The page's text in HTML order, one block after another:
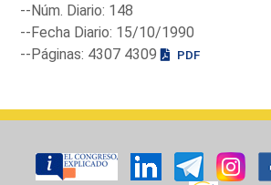
--Núm. Diario: 148
--Fecha Diario: 15/10/1990
--Páginas: 4307 4309
PDF